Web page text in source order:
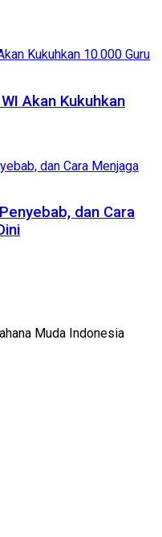
Akan Kukuhkan
dan Cara
Muda Indonesia